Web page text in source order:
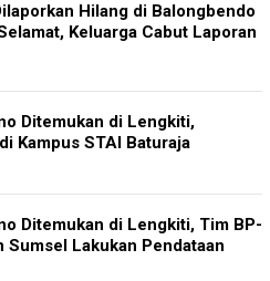
Hilang di Balongbendo
Keluarga Cabut Laporan
Ditemukan di Lengkiti,
Kampus STAI Baturaja
Ditemukan di Lengkiti, Tim BP-
Sumsel Lakukan Pendataan